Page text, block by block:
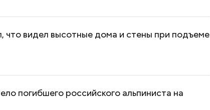
что видел высотные дома и стены при подъеме
погибшего российского альпиниста на